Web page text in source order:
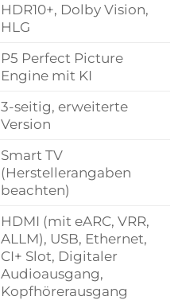
HDR10+, Dolby Vision,
HLG
P5 Perfect Picture
Engine mit KI
3-seitig, erweiterte
Version
Smart TV
(Herstellerangaben
beachten)
HDMI (mit eARC, VRR,
ALLM), USB, Ethernet,
CI+ Slot, Digitaler
Audioausgang,
Kopfhörerausgang